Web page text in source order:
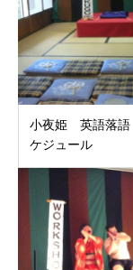
小夜姫 英語落
ケジュール